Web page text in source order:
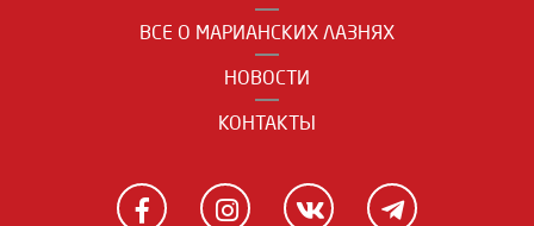
ВСЕ О МАРИАНСКИХ ЛАЗНЯХ
НОВОСТИ
КОНТАКТЫ